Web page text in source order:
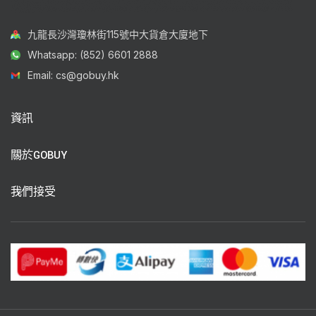
九龍長沙灣瓊林街115號中大貨倉大廈地下
Whatsapp: (852) 6601 2888
Email: cs@gobuy.hk
資訊
關於GOBUY
我們接受